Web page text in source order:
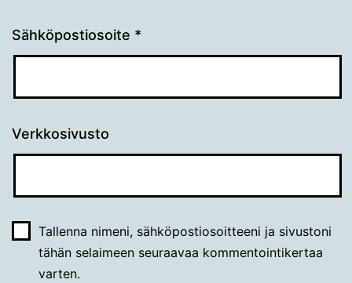
Sähköpostiosoite *
Verkkosivusto
Tallenna nimeni, sähköpostiosoitteeni ja sivustoni
tähän selaimeen seuraavaa kommentointikertaa
varten.